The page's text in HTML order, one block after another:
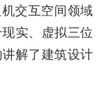
交互空间领域
实、虚拟三位
解了建筑设计